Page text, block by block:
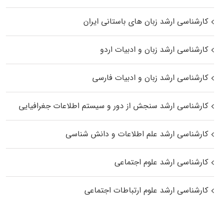
کارشناسی ارشد زبان‌ های باستانی ایران
کارشناسی ارشد زبان و ادبیات اردو
کارشناسی ارشد زبان و ادبیات فارسی
کارشناسی ارشد سنجش از دور و سیستم اطلاعات جغرافیایی
کارشناسی ارشد علم اطلاعات و دانش شناسی
کارشناسی ارشد علوم اجتماعی
کارشناسی ارشد علوم ارتباطات اجتماعی